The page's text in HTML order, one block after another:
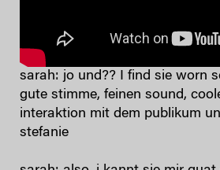
sarah: jo und?? I find sie worn
gute stimme, feinen sound,
interaktion mit dem publikum
stefanie